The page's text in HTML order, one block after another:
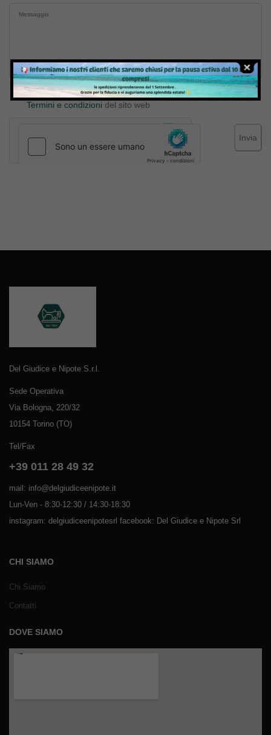
Inviando il messaggio confermo di aver letto e accettato
Termini e condizioni del sito web
Invia
Del Giudice e Nipote S.r.l.
Sede Operativa
Via Bologna, 220/32
10154 Torino (TO)
Tel/Fax
+39 011 28 49 32
mail: info@delgiudiceenipote.it
Lun-Ven - 8:30-12:30 / 14:30-18:30
instagram: delgiudiceenipotesrl facebook: Del Giudice e Nipote Srl
CHI SIAMO
Chi Siamo
Contatti
DOVE SIAMO